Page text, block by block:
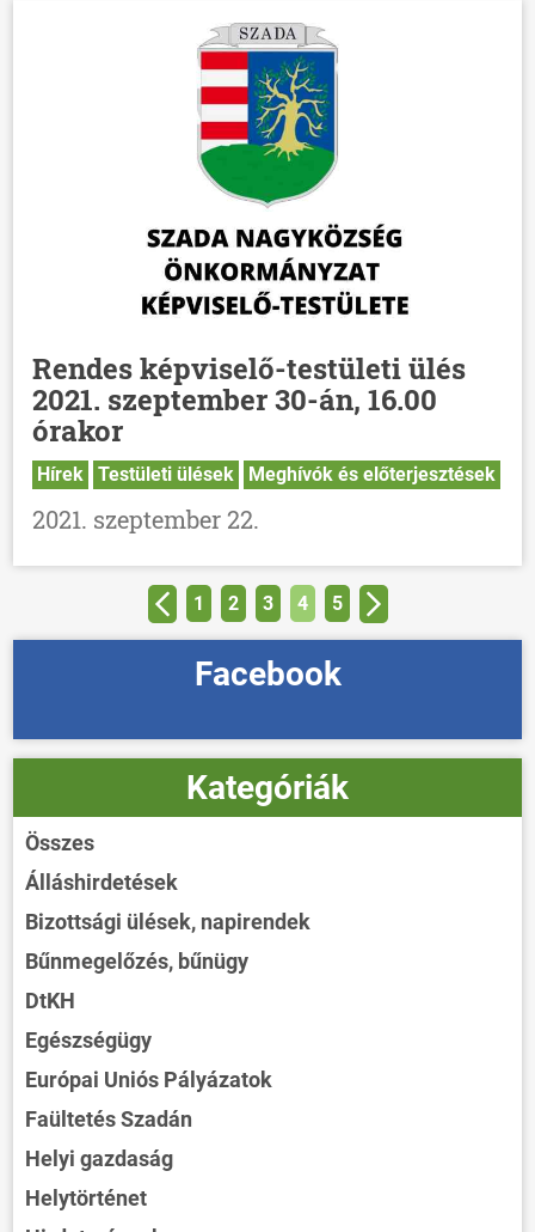
Rendes képviselő-testületi ülés
2021. szeptember 30-án, 16.00
órakor
Hírek Testületi ülések Meghívók és előterjesztések
2021. szeptember 22.
1 2 3 4 5
Facebook
Kategóriák
Összes
Álláshirdetések
Bizottsági ülések, napirendek
Bűnmegelőzés, bűnügy
DtKH
Egészségügy
Európai Uniós Pályázatok
Faültetés Szadán
Helyi gazdaság
Helytörténet